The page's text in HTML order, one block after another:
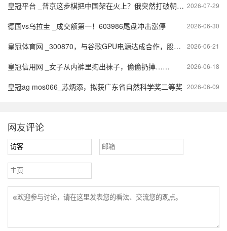
2026-07-29
皇冠平台 _普京这步棋把中国架在火上？俄突然打破朝核20年约定
2026-06-30
德国vs乌拉圭 _成交额第一！603986尾盘冲击涨停
2026-06-21
皇冠体育网 _300870，与谷歌GPU电源达成合作，股价创历史新高
2026-06-18
皇冠信用网 _女子从内裤里掏出袜子，偷偷扔掉……
2026-06-09
皇冠ag mos066_苏炳添，拟获广东省自然科学奖二等奖
网友评论